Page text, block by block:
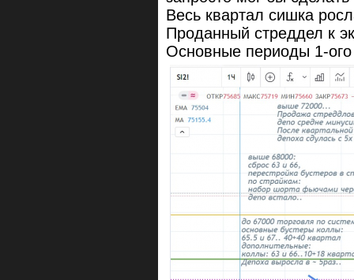
Весь квартал сишка
Проданный стреддел к
Основные периоды 1-ого